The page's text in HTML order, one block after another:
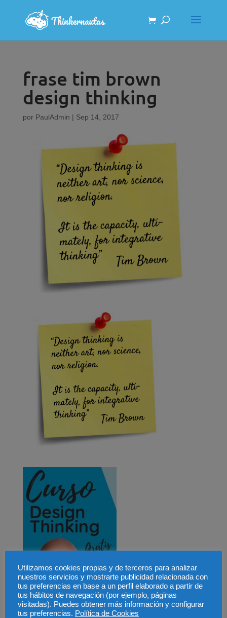
frase tim brown
design thinking
por PaulAdmin | Sep 14, 2017
Utilizamos cookies propias y de terceros para analizar
nuestros servicios y mostrarte publicidad relacionada con
tus preferencias en base a un perfil elaborado a partir de
tus hábitos de navegación (por ejemplo, páginas
visitadas). Puedes obtener más información y configurar
tus preferencias. Política de Cookies